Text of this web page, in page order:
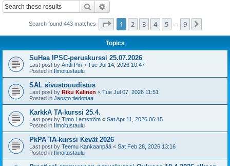
Search
Search found 443 matches Page 1of 9
1 2 3 4 5 9
Topics
SuHaa IPSC-peruskurssi 25.07.2026
Last post by Antti Piri « Tue Jul 14, 2026 10:47
Posted in Ilmoitustaulu
SAL sivustouudistus
Last post by Riku Kalinen « Tue Jul 07, 2026 11:51
Posted in Jaosto tiedottaa
KarkkA TA-kurssi 25.4.
Last post by Timo Lemström « Sat Apr 11, 2026 06:15
Posted in Ilmoitustaulu
PkPA TA-kurssi Kevät 2026
Last post by Teemu Kankaanpää « Sat Feb 28, 2026 13:16
Posted in Ilmoitustaulu